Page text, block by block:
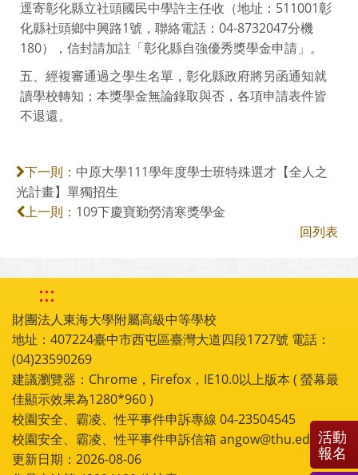
逕寄彰化縣立社頭國民中學許主任收（地址：511001彰
化縣社頭鄉中興路1號，聯絡電話：04-8732047分機
180），信封請加註「彰化縣自強優秀獎學金申請」。
五、經複審通過之學生名單，彰化縣政府將另函通知就
讀學校轉知；本獎學金無論錄取與否，各項申請表件皆
不退還。
下一則： 中原大學111學年度學士班特殊選才【全人之
光計畫】單獨招生
上一則： 109下慶寶勤勞清寒獎學金
回列表
:::
財團法人東海大學附屬高級中等學校
地址：407224臺中市西屯區臺灣大道四段1727號 電話：
(04)23590269
建議瀏覽器：Chrome，Firefox，IE10.0以上版本 ( 螢幕最
佳顯示效果為1280*960 )
校園安全、霸凌、性平事件申訴專線 04-23504545
校園安全、霸凌、性平事件申訴信箱 angow@thu.edu.tw
更新日期：2026-08-06
活動
報名